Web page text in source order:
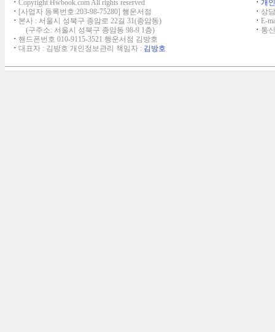
ㆍ Copyright Hwbook.com All rights reserved
ㆍ [사업자 등록번호:203-98-75280] 행운서점
ㆍ 본사 : 서울시 성북구 종암로 22길 31(종암동)
(구주소: 서울시 성북구 종암동 98-9 1층)
ㆍ 핸드폰번호 010-9115-3521 행운서점 김방호
ㆍ 대표자 : 김방호 개인정보관리 책임자 : 김방호
ㆍ 개
ㆍ 상
ㆍ E-
ㆍ 통